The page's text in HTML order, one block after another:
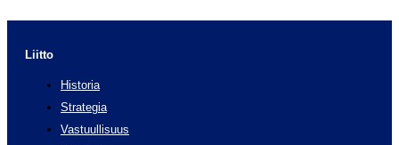
Liitto
Historia
Strategia
Vastuullisuus